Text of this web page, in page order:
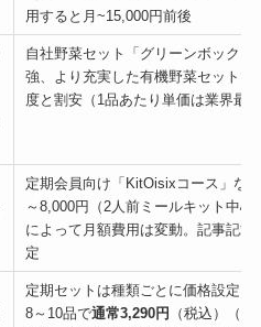
用すると月~15,000円前後
自社野菜セット「グリーンボックス
強、より充実した有機野菜セットで
度と割安（1品あたり単価は業界最
定期会員向け「KitOisixコース」な
～8,000円（2人前ミールキット中
によって月額費用は変動。記事記載
定
定期セットは種類ごとに価格設定。
8～10品で通常3,290円
（税込）（